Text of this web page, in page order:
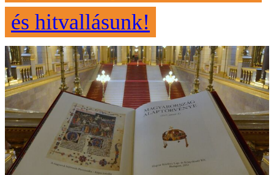
és hitvallásunk!